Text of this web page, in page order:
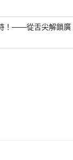
！——從舌尖解鎖廣